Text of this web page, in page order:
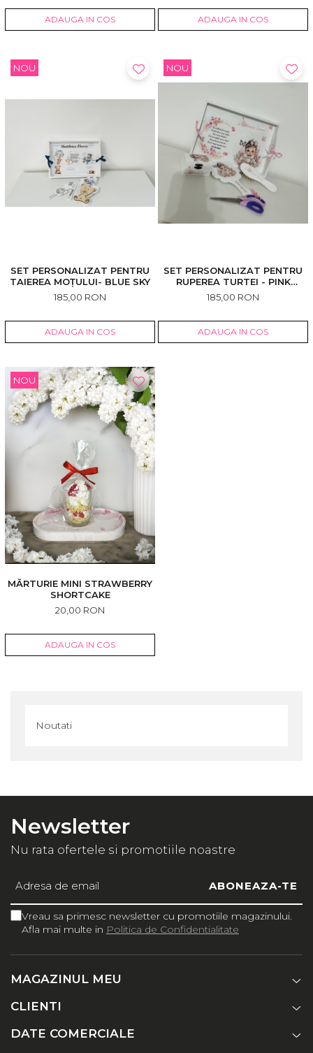
ADAUGA IN COS ADAUGA IN COS
NOU
SET PERSONALIZAT PENTRU
TAIEREA MOȚULUI- BLUE SKY
185,00 RON
ADAUGA IN COS
NOU
SET PERSONALIZAT PENTRU
RUPEREA TURTEI - PINK
FANTASY
185,00 RON
ADAUGA IN COS
NOU
MĂRTURIE MINI STRAWBERRY
SHORTCAKE
20,00 RON
ADAUGA IN COS
Noutati
Newsletter
Nu rata ofertele si promotiile noastre
Vreau sa primesc newsletter cu promotiile magazinului.
Afla mai multe in Politica de Confidentialitate
MAGAZINUL MEU
CLIENTI
DATE COMERCIALE